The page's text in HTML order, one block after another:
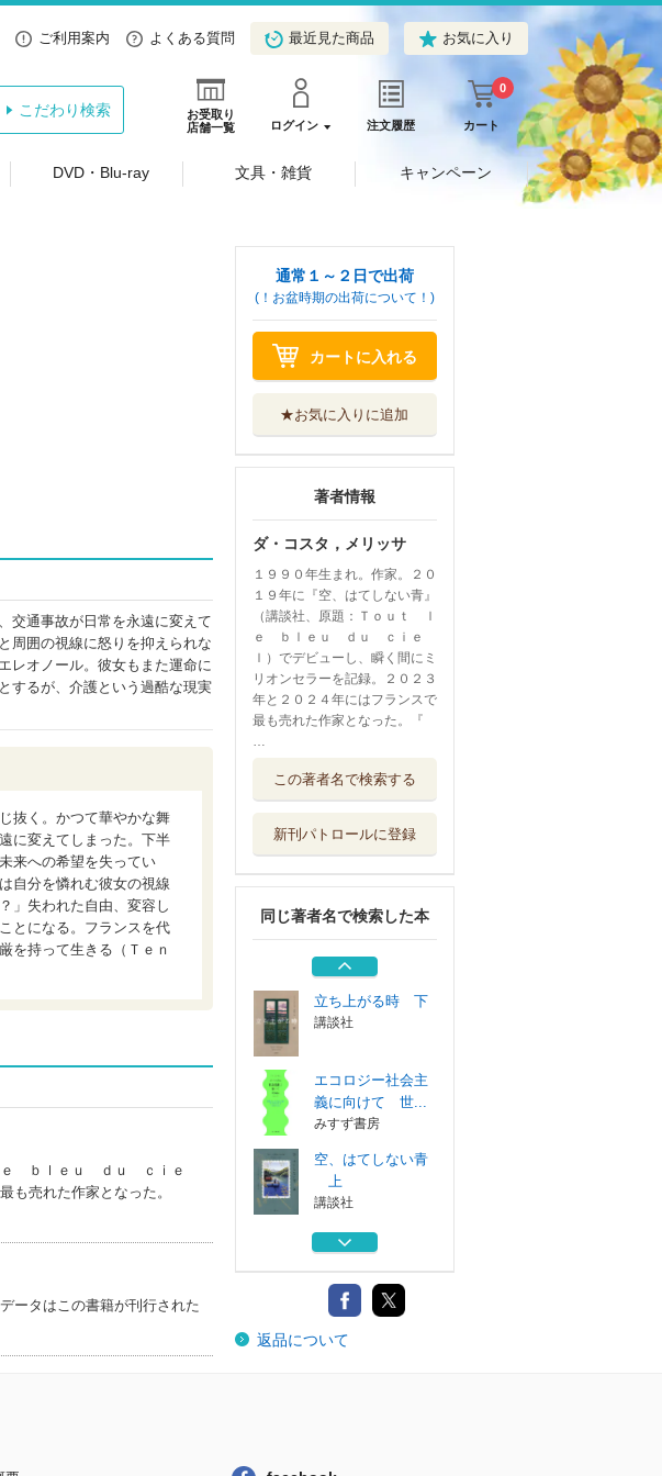
ご利用案内 よくある質問 最近見た商品 お気に入り
お受取り
店舗一覧
ログイン 注文履歴 カート
0
こだわり検索
DVD・Blu-ray 文具・雑貨 キャンペーン
交通事故が日常を永遠に変えて
周囲の視線に怒りを抑えられな
レオノール。彼女もまた運命に
するが、介護という過酷な現実
抜く。かつて華やかな舞
に変えてしまった。下半
来への希望を失ってい
自分を憐れむ彼女の視線
」失われた自由、変容し
とになる。フランスを代
を持って生きる（Ｔｅｎ
ｅ ｂｌｅｕ ｄｕ ｃｉｅ
も売れた作家となった。
ータはこの書籍が刊行された
通常１～２日で出荷
(！お盆時期の出荷について！)
カートに入れる
★お気に入りに追加
著者情報
ダ・コスタ，メリッサ
１９９０年生まれ。作家。２０
１９年に『空、はてしない青』
（講談社、原題：Ｔｏｕｔ ｌ
ｅ ｂｌｅｕ ｄｕ ｃｉｅ
ｌ）でデビューし、瞬く間にミ
リオンセラーを記録。２０２３
年と２０２４年にはフランスで
最も売れた作家となった。『
…
この著者名で検索する
新刊パトロールに登録
同じ著者名で検索した本
上
空、はてしない青
講談社
黒帯の映画人 柔
道と映画に捧げ...
カンゼン
立ち上がる時 下
講談社
エコロジー社会主
義に向けて 世...
みすず書房
空、はてしない青
上
講談社
空、はてしない青
講談社
黒帯の映画人 柔
道と映画に捧げ...
返品について